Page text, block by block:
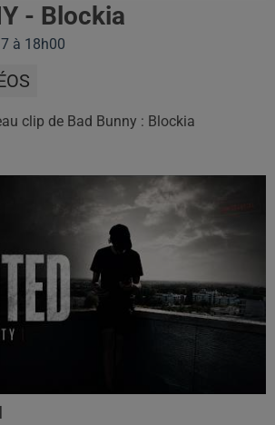
- Blockia
à 18h00
clip de Bad Bunny : Blockia